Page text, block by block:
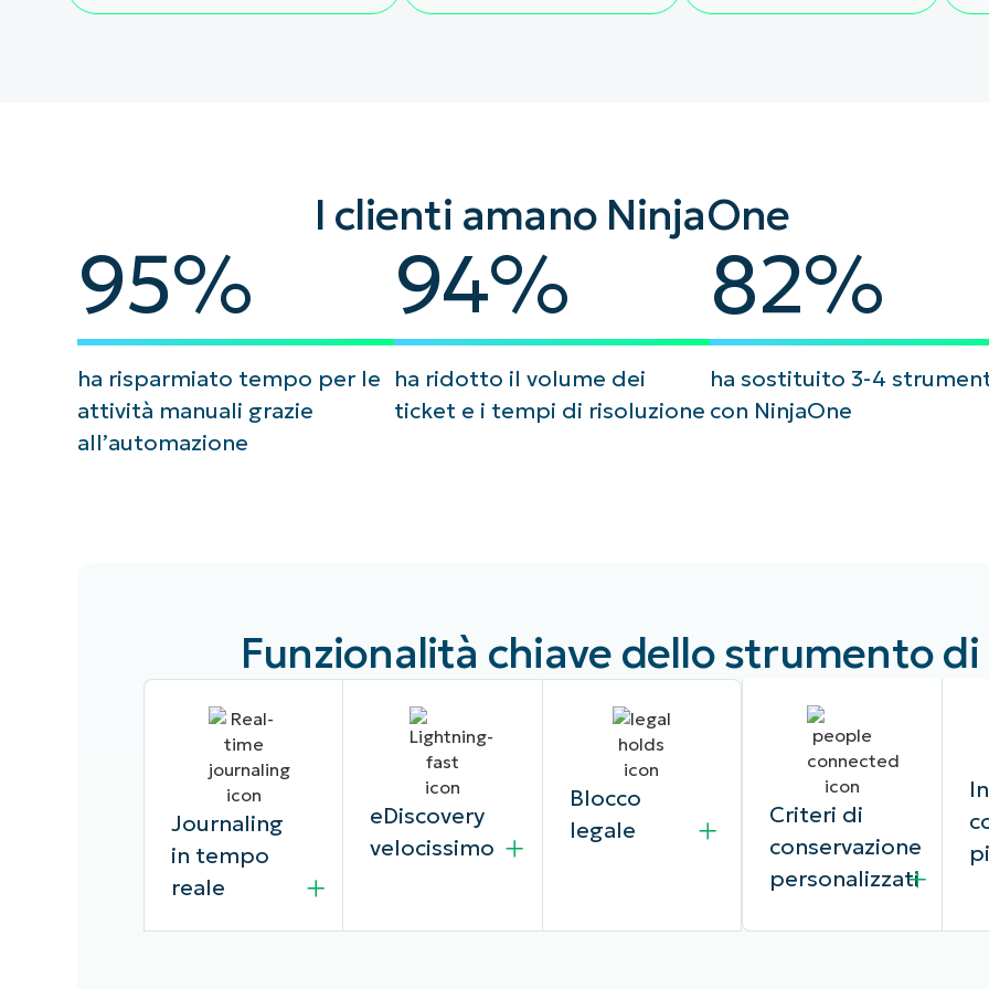
I clienti amano NinjaOne
95
95%
ha risparmiato tempo per le
attività manuali grazie
all’automazione
94
94%
ha ridotto il volume dei
ticket e i tempi di risoluzione
82
82%
ha sostituito 3-4
con NinjaOne
Funzionalità chiave dello strumento
Journaling
in tempo
reale
eDiscovery
velocissimo
Blocco
legale
Criteri di
conservazione
personalizzati